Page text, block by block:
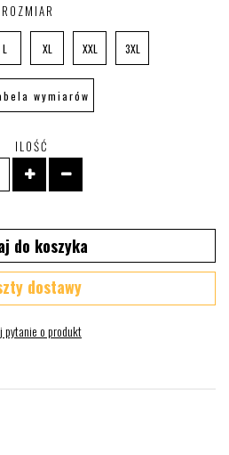
ROZMIAR
L XL XXL 3XL
wymiarów
ILOŚĆ
do koszyka
dostawy